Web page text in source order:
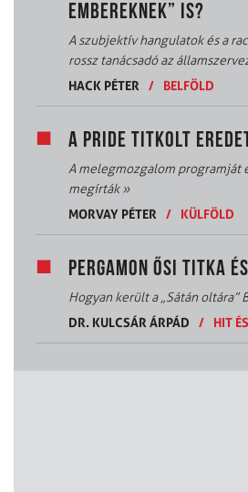
EMBEREKNEK” IS?
A szubjektív hangulatok és a
rossz tanácsadó az
HACK PÉTER
/ BELFÖLD
A PRIDE TITKOLT
A melegmozgalom
megírták»
MORVAY PÉTER
/ KÜLFÖLD
PERGAMON ŐSI TITKA
Hogyan került a „Sátán oltára”
DR. KULCSÁR ÁRPÁD
/ HIT